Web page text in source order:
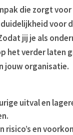
die zorgt
voor
jij je als
het verder laten
jouw organisatie.
uitval en
risico’s en